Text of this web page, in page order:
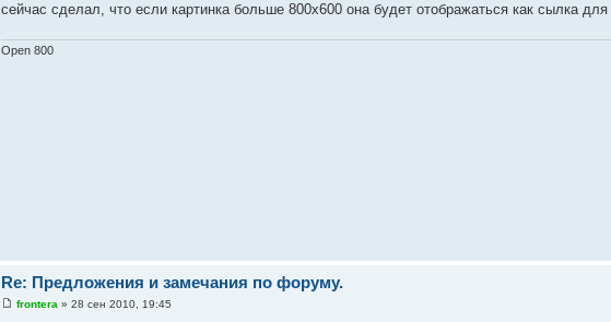
сейчас сделал, что если картинка больше 800х600 она будет отображаться как сылка для
Open 800
Re: Предложения и замечания по форуму.
frontera » 28 сен 2010, 19:45